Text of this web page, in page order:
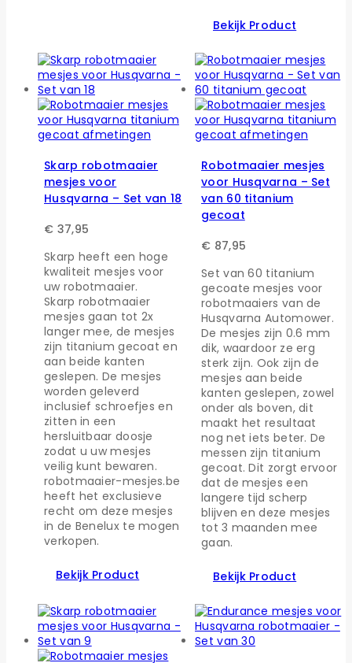
Bekijk Product
Skarp robotmaaier
mesjes voor
Husqvarna – Set van 18
€ 37,95
Skarp heeft een hoge
kwaliteit mesjes voor
uw robotmaaier.
Skarp robotmaaier
mesjes gaan tot 2x
langer mee, de mesjes
zijn titanium gecoat en
aan beide kanten
geslepen. De mesjes
worden geleverd
inclusief schroefjes en
zitten in een
hersluitbaar doosje
zodat u uw mesjes
veilig kunt bewaren.
robotmaaier-mesjes.be
heeft het exclusieve
recht om deze mesjes
in de Benelux te mogen
verkopen.
Bekijk Product
Robotmaaier mesjes
voor Husqvarna – Set
van 60 titanium
gecoat
€ 87,95
Set van 60 titanium
gecoate mesjes voor
robotmaaiers van de
Husqvarna Automower.
De mesjes zijn 0.6 mm
dik, waardoor ze erg
sterk zijn. Ook zijn de
mesjes aan beide
kanten geslepen, zowel
onder als boven, dit
maakt het resultaat
nog net iets beter. De
messen zijn titanium
gecoat. Dit zorgt ervoor
dat de mesjes een
langere tijd scherp
blijven en deze mesjes
tot 3 maanden mee
gaan.
Bekijk Product